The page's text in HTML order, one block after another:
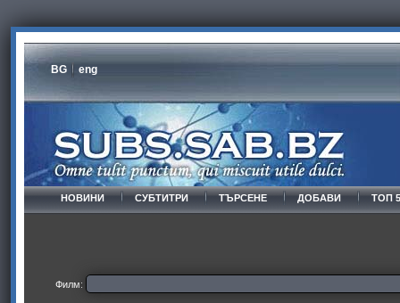
BG eng
НОВИНИ СУБТИТРИ ТЪРСЕНЕ ДОБАВИ ТОП
Филм: